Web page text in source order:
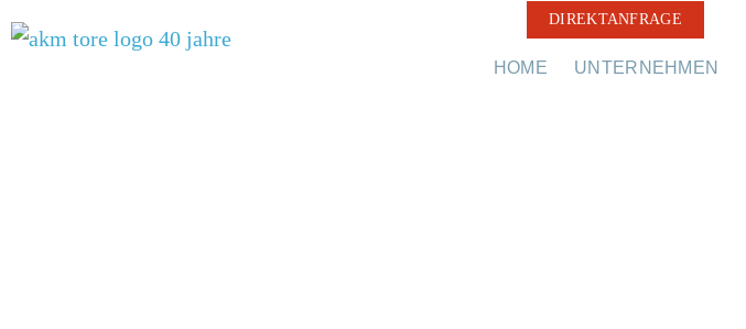
DIREKTANFRAGE
HOME UNTERNEHMEN